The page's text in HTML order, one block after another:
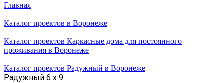
Главная
—
Каталог проектов в Воронеже
—
Каталог проектов Каркасные дома для постоянного
проживания в Воронеже
—
Каталог проектов Радужный в Воронеже
Радужный 6 х 9